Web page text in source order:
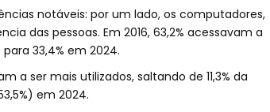
notáveis: por um lado, os computadores,
das pessoas. Em 2016, 63,2% acessavam a
33,4% em 2024.
a ser mais utilizados, saltando de 11,3% da
em 2024.